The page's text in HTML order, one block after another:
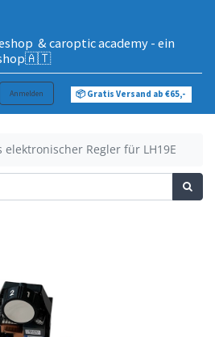
& caroptic academy - ein
Anmelden 📦 Gratis Versand ab €65,-
elektronischer Regler für LH19E